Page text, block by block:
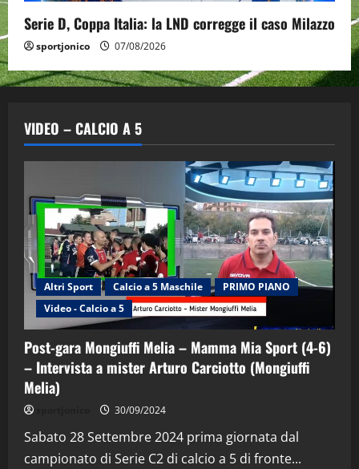
Serie D, Coppa Italia: la LND corregge il caso Milazzo
sportjonico 07/08/2026
VIDEO – CALCIO A 5
Altri Sport Calcio a 5 Maschile
PRIMO PIANO
Video - Calcio a 5
Post-gara Mongiuffi Melia – Mamma Mia Sport (4-6)
– Intervista a mister Arturo Carciotto (Mongiuffi
Melia)
30/09/2024
Sabato 28 Settembre 2024 prima giornata dal
campionato di Serie C2 di calcio a 5 di fronte...
2
“SportEmpire” in Podcast: 29^ Puntata
(Martedi 28 Aprile 2026)
28/04/2026